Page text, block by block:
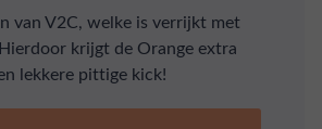
van V2C, welke is verrijkt met
krijgt de Orange extra
lekkere pittige kick!